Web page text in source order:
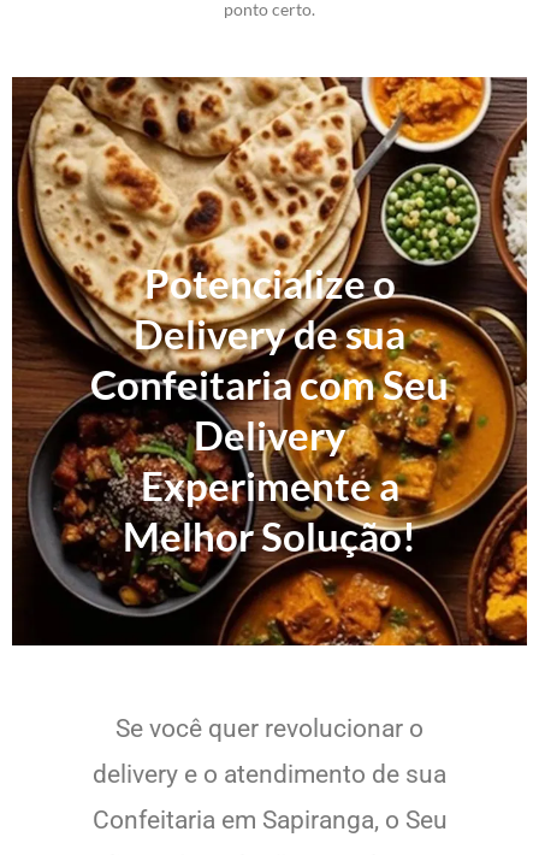
ponto certo.
Potencialize o
Delivery de sua
Confeitaria com Seu
Delivery
Experimente a
Melhor Solução!
Se você quer revolucionar o
delivery e o atendimento de sua
Confeitaria em Sapiranga, o Seu